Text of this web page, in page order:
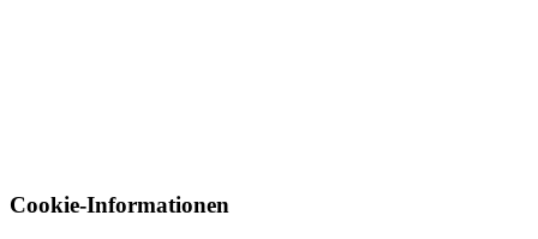
Cookie-Informationen